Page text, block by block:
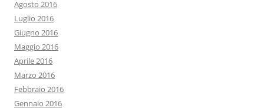
Agosto 2016
Luglio 2016
Giugno 2016
Maggio 2016
Aprile 2016
Marzo 2016
Febbraio 2016
Gennaio 2016